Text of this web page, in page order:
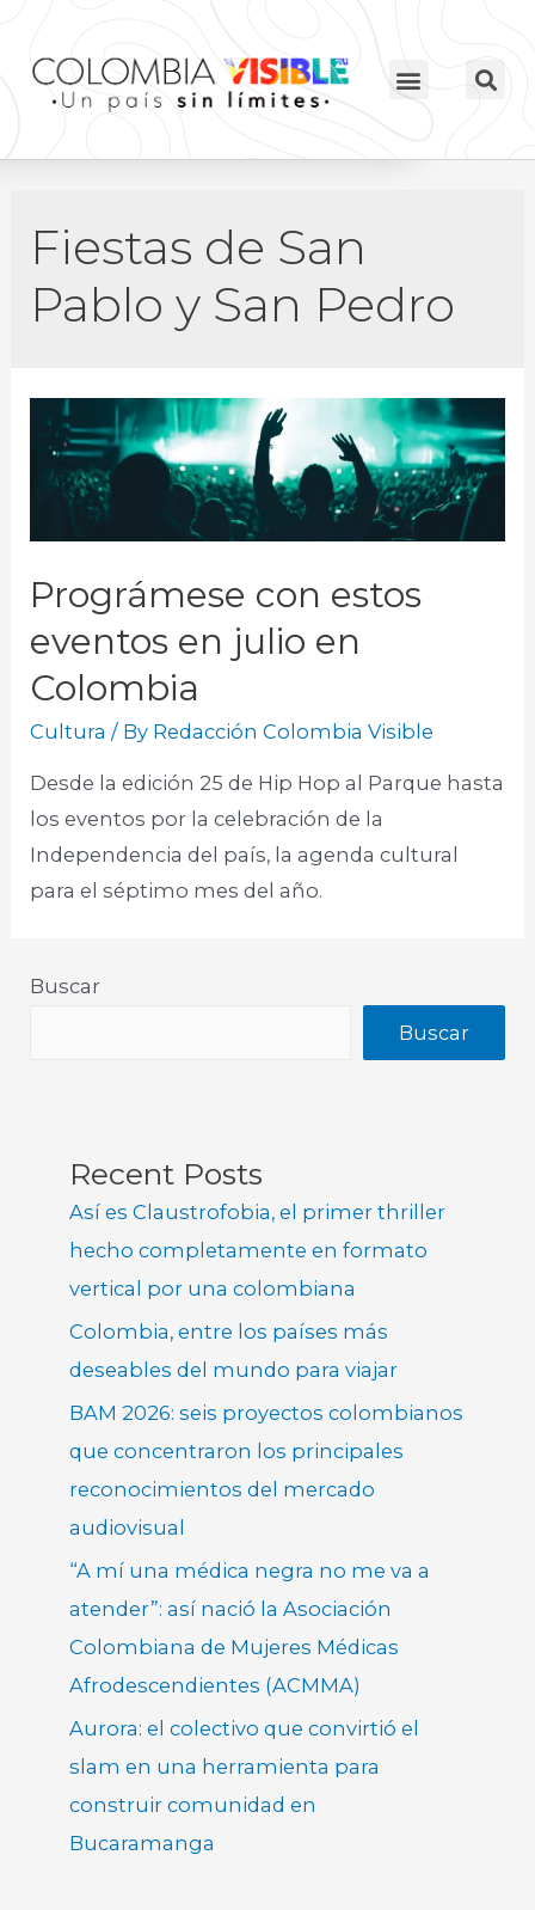
Fiestas de San
Pablo y San Pedro
Prográmese con estos
eventos en julio en
Colombia
Cultura / By Redacción Colombia Visible
Desde la edición 25 de Hip Hop al Parque hasta
los eventos por la celebración de la
Independencia del país, la agenda cultural
para el séptimo mes del año.
Buscar
Buscar
Recent Posts
Así es Claustrofobia, el primer thriller
hecho completamente en formato
vertical por una colombiana
Colombia, entre los países más
deseables del mundo para viajar
BAM 2026: seis proyectos colombianos
que concentraron los principales
reconocimientos del mercado
audiovisual
“A mí una médica negra no me va a
atender”: así nació la Asociación
Colombiana de Mujeres Médicas
Afrodescendientes (ACMMA)
Aurora: el colectivo que convirtió el
slam en una herramienta para
construir comunidad en
Bucaramanga